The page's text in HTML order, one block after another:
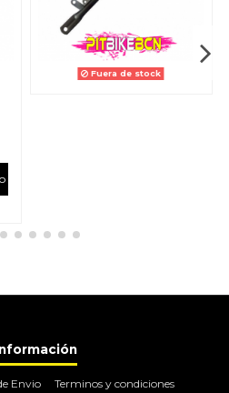
Fuera de stock
Envio Terminos y condiciones